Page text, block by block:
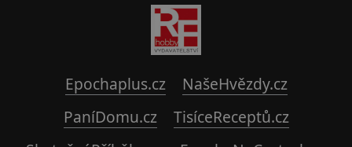
Epochaplus.cz
NašeHvězdy.cz
PaníDomu.cz
TisíceReceptů.cz